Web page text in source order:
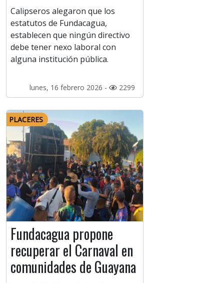
Calipseros alegaron que los
estatutos de Fundacagua,
establecen que ningún directivo
debe tener nexo laboral con
alguna institución pública.
lunes, 16 febrero 2026 - 2299
PLACERES
Fundacagua propone
recuperar el Carnaval en
comunidades de Guayana